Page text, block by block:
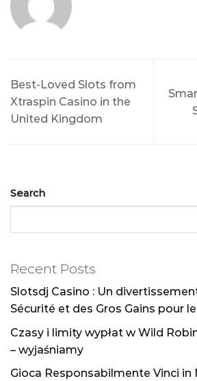
Best-Loved Slots from
Xtraspin Casino in the
United Kingdom
Search
Recent Posts
Slotsdj Casino : Un
Sécurité et des Gros Gains pour
Czasy i limity wypłat w Wild
– wyjaśniamy
Gioca Responsabilmente Vinci